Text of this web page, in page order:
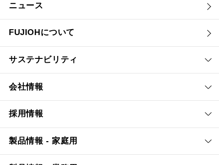
ニュース
FUJIOHについて
サステナビリティ
会社情報
採用情報
製品情報 - 家庭用